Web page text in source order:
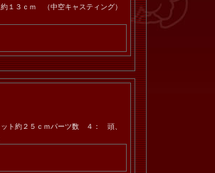
１３ｃｍ （中空キャスティング）
ット約２５ｃｍパーツ数 ４： 頭、